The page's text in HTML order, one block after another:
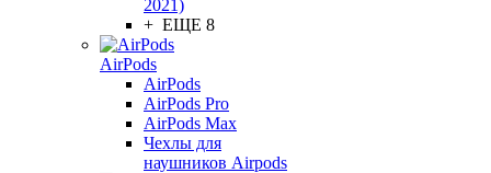
2021)
+ ЕЩЕ 8
AirPods
AirPods
AirPods Pro
AirPods Max
Чехлы для
наушников Airpods